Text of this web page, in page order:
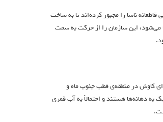
ناسا را مجبور کرده‌اند تا به ساخت
کاوش در منطقه‌ی قطب جنوب ماه و
به دهانه‌ها هستند و احتمالاً به آب قمری